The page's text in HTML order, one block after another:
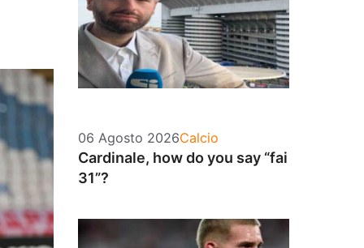
06 Agosto 2026Categorie
Calcio
Cardinale, how do you say “fai
31”?